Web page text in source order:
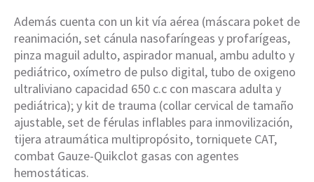
Además cuenta con un kit vía aérea (máscara poket de
reanimación, set cánula nasofaríngeas y profarígeas,
pinza maguil adulto, aspirador manual, ambu adulto y
pediátrico, oxímetro de pulso digital, tubo de oxigeno
ultraliviano capacidad 650 c.c con mascara adulta y
pediátrica); y kit de trauma (collar cervical de tamaño
ajustable, set de férulas inflables para inmovilización,
tijera atraumática multipropósito, torniquete CAT,
combat Gauze-Quikclot gasas con agentes
hemostáticas.